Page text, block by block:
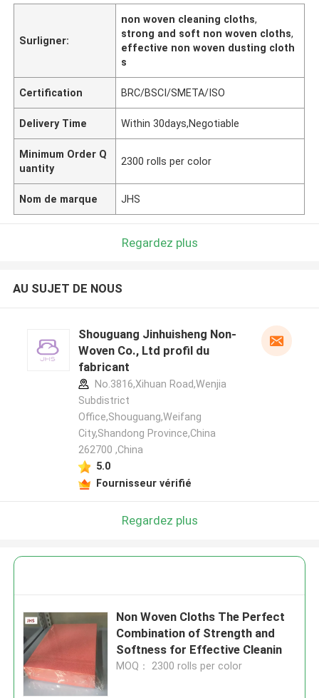
Surligner:
non woven cleaning cloths,
strong and soft non woven cloths,
effective non woven dusting cloth
s
Certification BRC/BSCI/SMETA/ISO
Delivery Time Within 30days,Negotiable
Minimum Order Q
uantity
2300 rolls per color
Nom de marque JHS
Regardez plus
AU SUJET DE NOUS
Shouguang Jinhuisheng Non-
Woven Co., Ltd profil du
fabricant
No.3816,Xihuan Road,Wenjia
Subdistrict
Office,Shouguang,Weifang
City,Shandong Province,China
262700 ,China
5.0
Fournisseur vérifié
Regardez plus
Non Woven Cloths The Perfect
Combination of Strength and
Softness for Effective Cleanin
MOQ： 2300 rolls per color